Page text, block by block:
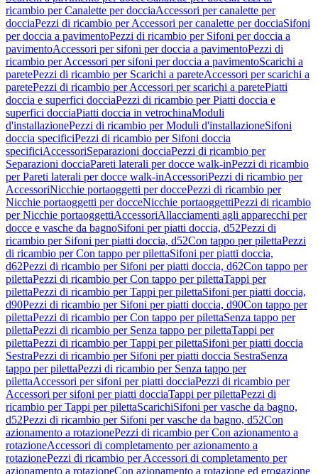
ricambio per Canalette per docciaAccessori per canalette per
docciaPezzi di ricambio per Accessori per canalette per docciaSifoni
per doccia a pavimentoPezzi di ricambio per Sifoni per doccia a
pavimentoAccessori per sifoni per doccia a pavimentoPezzi di
ricambio per Accessori per sifoni per doccia a pavimentoScarichi a
paretePezzi di ricambio per Scarichi a pareteAccessori per scarichi a
paretePezzi di ricambio per Accessori per scarichi a paretePiatti
doccia e superfici docciaPezzi di ricambio per Piatti doccia e
superfici docciaPiatti doccia in vetrochinaModuli
d'installazionePezzi di ricambio per Moduli d'installazioneSifoni
doccia specificiPezzi di ricambio per Sifoni doccia
specificiAccessoriSeparazioni docciaPezzi di ricambio per
Separazioni docciaPareti laterali per docce walk-inPezzi di ricambio
per Pareti laterali per docce walk-inAccessoriPezzi di ricambio per
AccessoriNicchie portaoggetti per doccePezzi di ricambio per
Nicchie portaoggetti per docceNicchie portaoggettiPezzi di ricambio
per Nicchie portaoggettiAccessoriAllacciamenti agli apparecchi per
docce e vasche da bagnoSifoni per piatti doccia, d52Pezzi di
ricambio per Sifoni per piatti doccia, d52Con tappo per pilettaPezzi
di ricambio per Con tappo per pilettaSifoni per piatti doccia,
d62Pezzi di ricambio per Sifoni per piatti doccia, d62Con tappo per
pilettaPezzi di ricambio per Con tappo per pilettaTappi per
pilettaPezzi di ricambio per Tappi per pilettaSifoni per piatti doccia,
d90Pezzi di ricambio per Sifoni per piatti doccia, d90Con tappo per
pilettaPezzi di ricambio per Con tappo per pilettaSenza tappo per
pilettaPezzi di ricambio per Senza tappo per pilettaTappi per
pilettaPezzi di ricambio per Tappi per pilettaSifoni per piatti doccia
SestraPezzi di ricambio per Sifoni per piatti doccia SestraSenza
tappo per pilettaPezzi di ricambio per Senza tappo per
pilettaAccessori per sifoni per piatti docciaPezzi di ricambio per
Accessori per sifoni per piatti docciaTappi per pilettaPezzi di
ricambio per Tappi per pilettaScarichiSifoni per vasche da bagno,
d52Pezzi di ricambio per Sifoni per vasche da bagno, d52Con
azionamento a rotazionePezzi di ricambio per Con azionamento a
rotazioneAccessori di completamento per azionamento a
rotazionePezzi di ricambio per Accessori di completamento per
azionamento a rotazioneCon azionamento a rotazione ed erogazione